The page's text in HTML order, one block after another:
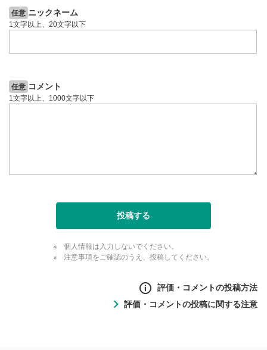
任意 ニックネーム
1文字以上、20文字以下
任意 コメント
1文字以上、1000文字以下
投稿する
個人情報は入力しないでください。
注意事項をご確認のうえ、投稿してください。
評価・コメントの投稿方法
評価・コメントの投稿に関する注意